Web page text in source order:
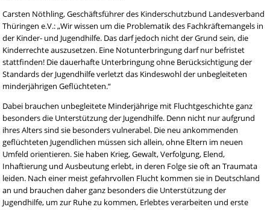
Carsten Nöthling, Geschäftsführer des Kinderschutzbund Landesverband
Thüringen e.V.: „Wir wissen um die Problematik des Fachkräftemangels in
der Kinder- und Jugendhilfe. Das darf jedoch nicht der Grund sein, die
Kinderrechte auszusetzen. Eine Notunterbringung darf nur befristet
stattfinden! Die dauerhafte Unterbringung ohne Berücksichtigung der
Standards der Jugendhilfe verletzt das Kindeswohl der unbegleiteten
minderjährigen Geflüchteten.“
Dabei brauchen unbegleitete Minderjährige mit Fluchtgeschichte ganz
besonders die Unterstützung der Jugendhilfe. Denn nicht nur aufgrund
ihres Alters sind sie besonders vulnerabel. Die neu ankommenden
geflüchteten Jugendlichen müssen sich allein, ohne Eltern im neuen
Umfeld orientieren. Sie haben Krieg, Gewalt, Verfolgung, Elend,
Inhaftierung und Ausbeutung erlebt, in deren Folge sie oft an Traumata
leiden. Nach einer meist gefahrvollen Flucht kommen sie in Deutschland
an und brauchen daher ganz besonders die Unterstützung der
Jugendhilfe, um zur Ruhe zu kommen, Erlebtes verarbeiten und erste